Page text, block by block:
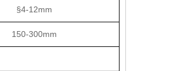
§4-12mm
150-300mm